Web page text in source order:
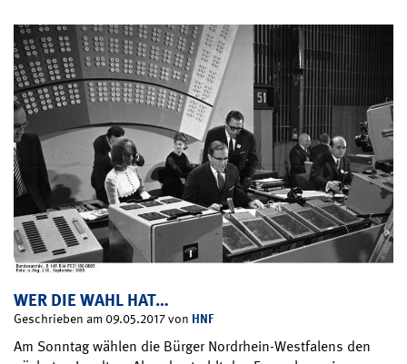
WER DIE WAHL HAT…
Geschrieben am 09.05.2017 von HNF
Am Sonntag wählen die Bürger Nordrhein-Westfalens den